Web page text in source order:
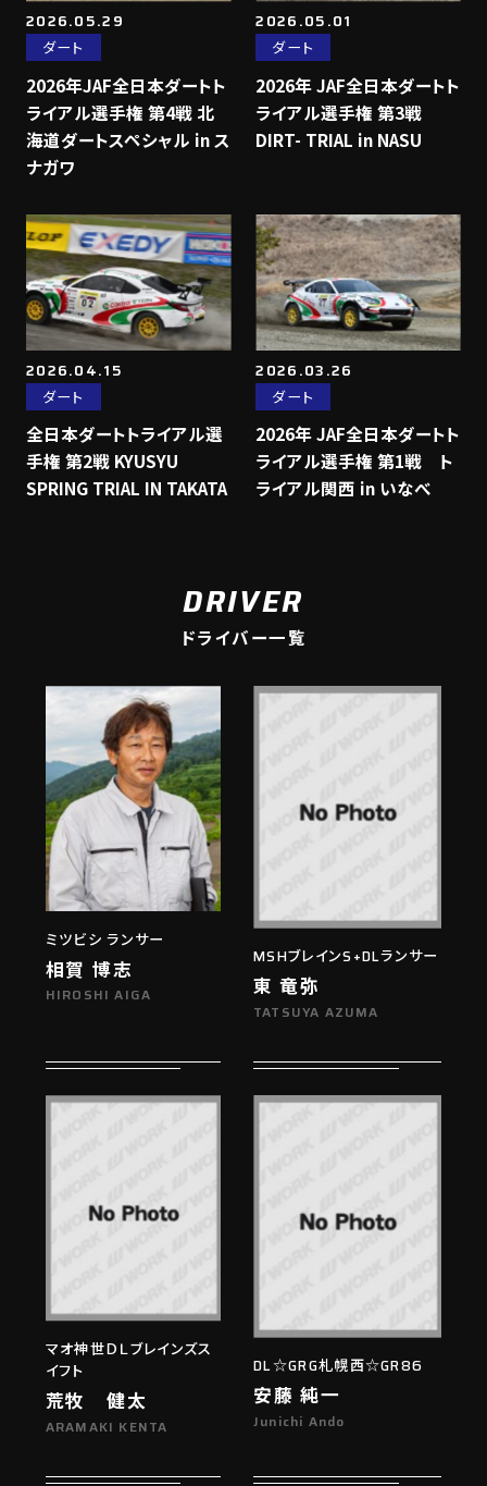
2026.05.29
ダート
2026年JAF全日本ダートト
ライアル選手権 第4戦 北
海道ダートスペシャル in ス
ナガワ
2026.05.01
ダート
2026年 JAF全日本ダートト
ライアル選手権 第3戦
DIRT- TRIAL in NASU
2026.04.15
ダート
全日本ダートトライアル選
手権 第2戦 KYUSYU
SPRING TRIAL IN TAKATA
2026.03.26
ダート
2026年 JAF全日本ダートト
ライアル選手権 第1戦 ト
ライアル関西 in いなべ
DRIVER
ドライバー一覧
ミツビシ ランサー
相賀 博志
HIROSHI AIGA
MSHブレインS+DLランサー
東 竜弥
TATSUYA AZUMA
マオ神世ＤＬブレインズス
イフト
荒牧 健太
ARAMAKI KENTA
DL☆GRG札幌西☆GR86
安藤 純一
Junichi Ando